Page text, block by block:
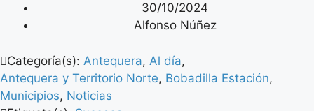
30/10/2024
Alfonso Núñez
Categoría(s): Antequera, Al día,
Antequera y Territorio Norte, Bobadilla Estación,
Municipios, Noticias